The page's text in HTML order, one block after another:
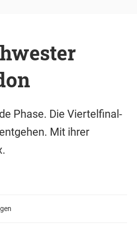
Phase. Die Viertelfinal-
Mit ihrer